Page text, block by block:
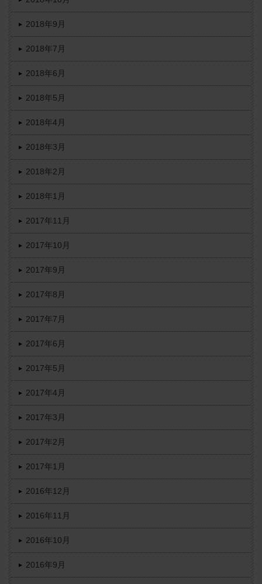
2018年9月
2018年7月
2018年6月
2018年5月
2018年4月
2018年3月
2018年2月
2018年1月
2017年11月
2017年10月
2017年9月
2017年8月
2017年7月
2017年6月
2017年5月
2017年4月
2017年3月
2017年2月
2017年1月
2016年12月
2016年11月
2016年10月
2016年9月